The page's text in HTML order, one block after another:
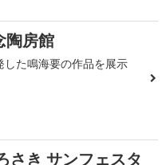
陶房館
した鳴海要の作品を展示
さき サンフェスタ